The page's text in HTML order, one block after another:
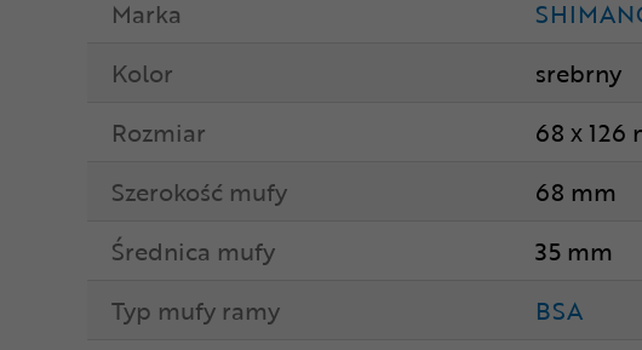
Marka
Kolor
srebrny
Rozmiar
68 x 126
Szerokość mufy
68 mm
Średnica mufy
35 mm
Typ mufy ramy
BSA